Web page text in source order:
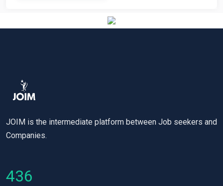
JOIM is the intermediate platform between Job seekers and
Companies.
436